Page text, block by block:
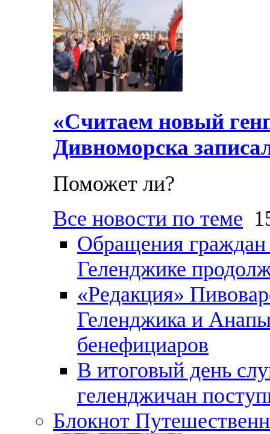
«Считаем новый
Дивноморска
Поможет ли?
Все новости по теме
Обращения граждан
Геленджике
«Редакция»
Геленджика и
бенефициаров
В итоговый день
геленджичан
Блокнот